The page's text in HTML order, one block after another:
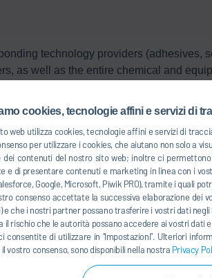
cookies, tecnologie affini e servizi di
web utilizza cookies, tecnologie affini e servizi di
per utilizzare i cookies, che aiutano non solo a
dei contenuti del nostro sito web; inoltre ci
e di presentare contenuti e marketing in linea con i
Google, Microsoft, Piwik PRO), tramite i quali
consenso accettate la successiva elaborazione dei
e che i nostri partner possano trasferire i vostri dati
il rischio che le autorità possano accedere ai vostri dati
consentite di utilizzare in “Impostazioni”. Ulteriori
vostro consenso, sono disponibili nella nostra Privacy
technology providers (adhesives,
as well as the entire chemical and
durable and lightweight
leading event for the technical foam
from across the entire supply chain.
our products and solutions for body
all supported by DXQ,
June 20, 2023
June 21, 2023